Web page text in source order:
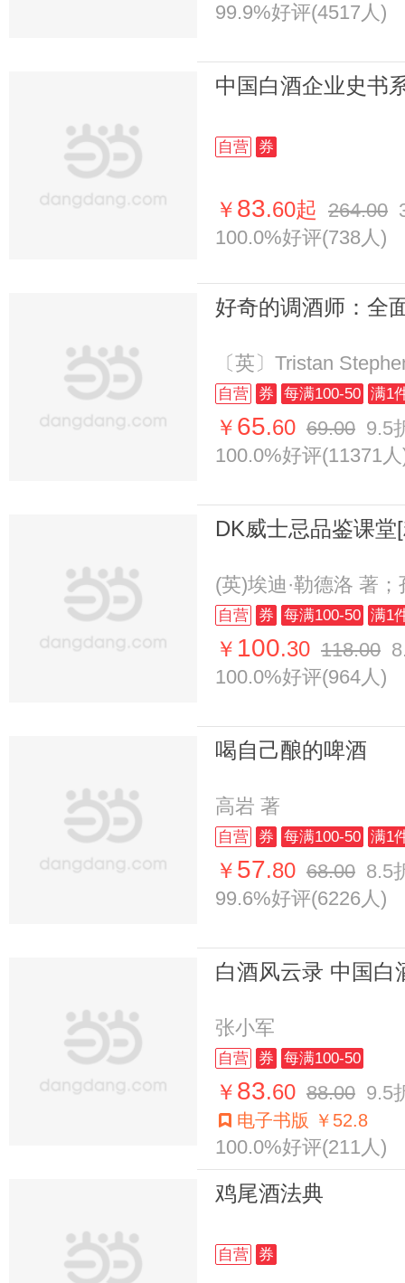
99.9%好评(4517人)
中国白酒企业史书
自营 券
￥ 83.60起 264.00
100.0%好评(738人)
好奇的调酒师：全
〔英〕Tristan
自营 券 每满100-50 满1
￥ 65.60 69.00 9.5
100.0%好评(11371
DK威士忌品鉴课堂
(英)埃迪·勒德洛 著
自营 券 每满100-50 满1
￥ 100.30 118.00
100.0%好评(964人)
喝自己酿的啤酒
高岩 著
自营 券 每满100-50 满1
￥ 57.80 68.00 8.5
99.6%好评(6226人)
白酒风云录 中国白
张小军
自营 券 每满100-50
￥ 83.60 88.00 9.5
电子书版 ￥52.8
100.0%好评(211人)
鸡尾酒法典
自营 券